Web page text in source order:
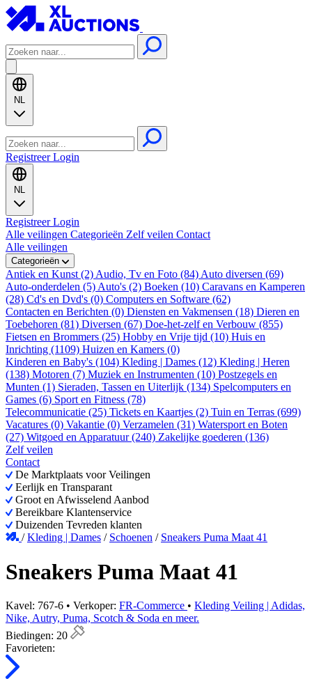
NL
RegistreerLogin
NL
RegistreerLogin
Alle veilingen Categorieën Zelf veilen Contact
Alle veilingen
Categorieën
Antiek en Kunst (2) Audio, Tv en Foto (84) Auto diversen (69)
Auto-onderdelen (5) Auto's (2) Boeken (10) Caravans en Kamperen
(28) Cd's en Dvd's (0) Computers en Software (62)
Contacten en Berichten (0) Diensten en Vakmensen (18) Dieren en
Toebehoren (81) Diversen (67) Doe-het-zelf en Verbouw (855)
Fietsen en Brommers (25) Hobby en Vrije tijd (10) Huis en
Inrichting (1109) Huizen en Kamers (0)
Kinderen en Baby's (104) Kleding | Dames (12) Kleding | Heren
(138) Motoren (7) Muziek en Instrumenten (10) Postzegels en
Munten (1) Sieraden, Tassen en Uiterlijk (134) Spelcomputers en
Games (6) Sport en Fitness (78)
Telecommunicatie (25) Tickets en Kaartjes (2) Tuin en Terras (699)
Vacatures (0) Vakantie (0) Verzamelen (31) Watersport en Boten
(27) Witgoed en Apparatuur (240) Zakelijke goederen (136)
Zelf veilen
Contact
De Marktplaats voor Veilingen
Eerlijk en Transparant
Groot en Afwisselend Aanbod
Bereikbare Klantenservice
Duizenden Tevreden klanten
/Kleding | Dames / Schoenen / Sneakers Puma Maat 41
Sneakers Puma Maat 41
Kavel: 767-6 • Verkoper: FR-Commerce • Kleding Veiling | Adidas,
Nike, Autry, Puma, Scotch & Soda en meer.
Biedingen: 20
Favorieten: